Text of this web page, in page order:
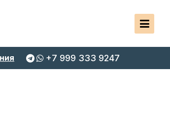
+7 999 333 9247